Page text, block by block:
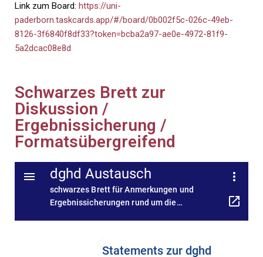
Link zum Board: https://uni-
paderborn.taskcards.app/#/board/0b002f5c-026c-49eb-
8126-3f6840f8df33?token=bcba2a97-ae0e-4972-81f9-
5a2dcac08e8d
Schwarzes Brett zur
Diskussion /
Ergebnissicherung /
Formatsübergreifend